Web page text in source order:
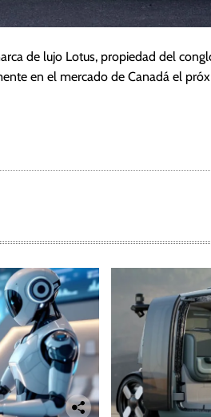
de lujo Lotus, propiedad del
en el mercado de Canadá el